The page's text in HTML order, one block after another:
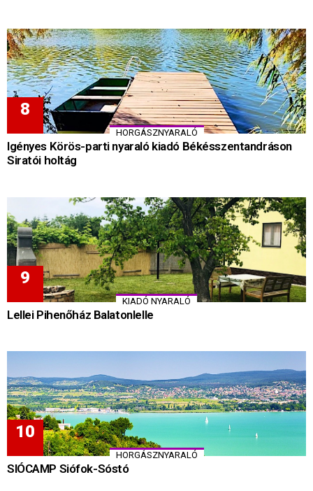
HORGÁSZNYARALÓ
Igényes Körös-parti nyaraló kiadó Békésszentandráson
Siratói holtág
KIADÓ NYARALÓ
Lellei Pihenőház Balatonlelle
HORGÁSZNYARALÓ
SIÓCAMP Siófok-Sóstó